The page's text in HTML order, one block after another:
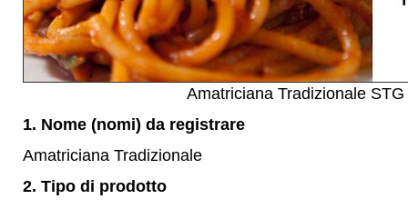
Amatriciana Tradizionale STG
1. Nome (nomi) da registrare
Amatriciana Tradizionale
2. Tipo di prodotto